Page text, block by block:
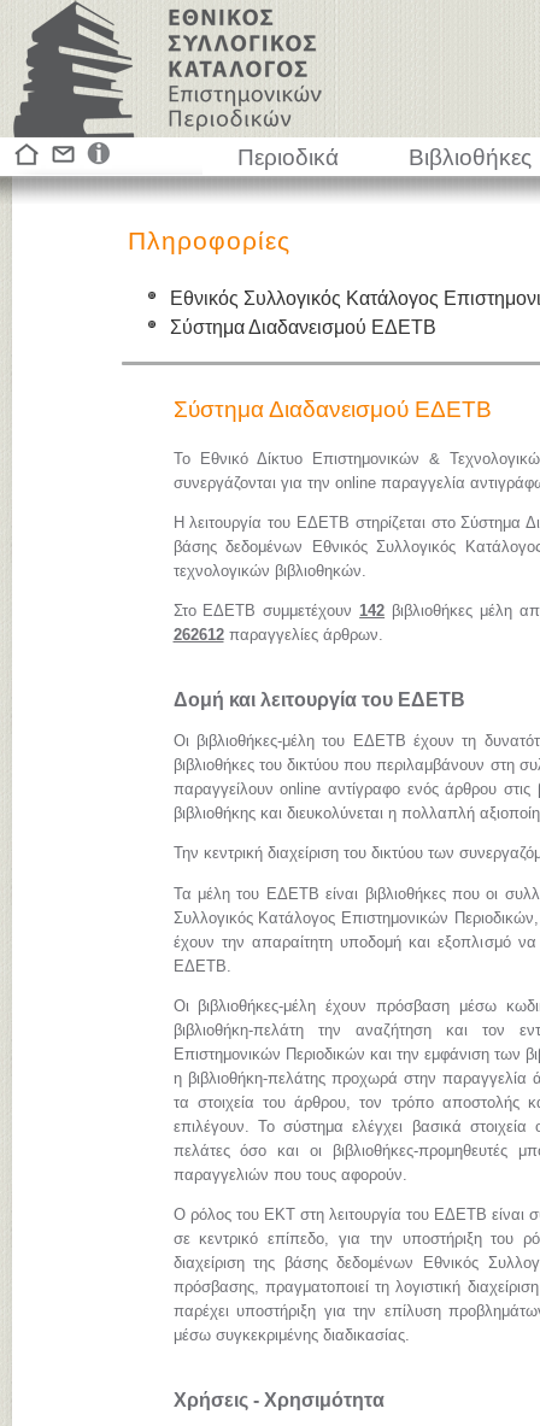
Περιοδικά Βιβλιοθήκες
Πληροφορίες
Εθνικός Συλλογικός Κατάλογος
Σύστημα Διαδανεισμού ΕΔΕΤΒ
Σύστημα Διαδανεισμού ΕΔΕΤΒ
Το Εθνικό Δίκτυο Επιστημονικών &
συνεργάζονται για την online παραγγελία
Η λειτουργία του ΕΔΕΤΒ στηρίζεται στο Σύστημα
βάσης δεδομένων Εθνικός Συλλογικός
τεχνολογικών βιβλιοθηκών.
Στο ΕΔΕΤΒ συμμετέχουν142 βιβλιοθήκες μέλη
262612παραγγελίες άρθρων.
Δομή και λειτουργία του ΕΔΕΤΒ
Οι βιβλιοθήκες-μέλη του ΕΔΕΤΒ έχουν τη
βιβλιοθήκες του δικτύου που περιλαμβάνουν στη
παραγγείλουν online αντίγραφο ενός άρθρου στις
βιβλιοθήκης και διευκολύνεται η πολλαπλή
Την κεντρική διαχείριση του δικτύου των
Τα μέλη του ΕΔΕΤΒ είναι βιβλιοθήκες που οι
Συλλογικός Κατάλογος Επιστημονικών
έχουν την απαραίτητη υποδομή και εξοπλισμό
ΕΔΕΤΒ.
Οι βιβλιοθήκες-μέλη έχουν πρόσβαση μέσω
βιβλιοθήκη-πελάτη την αναζήτηση και τον
Επιστημονικών Περιοδικών και την εμφάνιση των
η βιβλιοθήκη-πελάτης προχωρά στην παραγγελία
τα στοιχεία του άρθρου, τον τρόπο αποστολής
επιλέγουν. Το σύστημα ελέγχει βασικά
πελάτες όσο και οι βιβλιοθήκες-
παραγγελιών που τους αφορούν.
Ο ρόλος του ΕΚΤ στη λειτουργία του ΕΔΕΤΒ είναι
σε κεντρικό επίπεδο, για την υποστήριξη του
διαχείριση της βάσης δεδομένων Εθνικός
πρόσβασης, πραγματοποιεί τη λογιστική
παρέχει υποστήριξη για την επίλυση
μέσω συγκεκριμένης διαδικασίας.
Χρήσεις - Χρησιμότητα